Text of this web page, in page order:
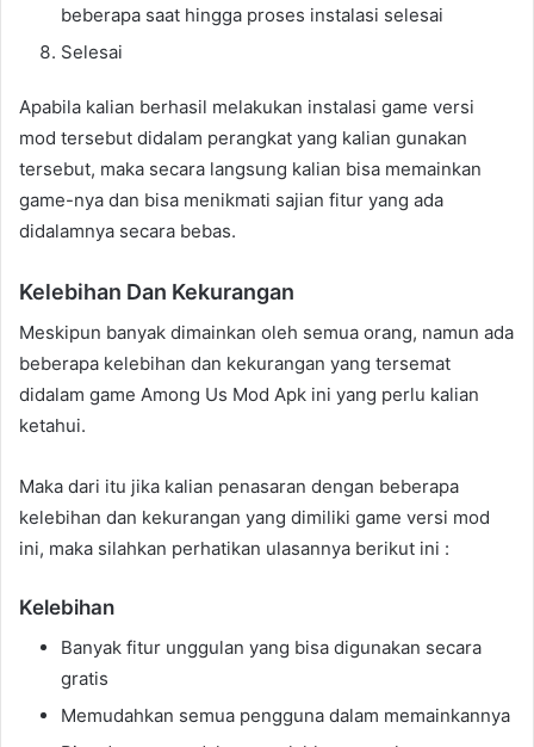
beberapa saat hingga proses instalasi selesai
Selesai
Apabila kalian berhasil melakukan instalasi game versi
mod tersebut didalam perangkat yang kalian gunakan
tersebut, maka secara langsung kalian bisa memainkan
game-nya dan bisa menikmati sajian fitur yang ada
didalamnya secara bebas.
Kelebihan Dan Kekurangan
Meskipun banyak dimainkan oleh semua orang, namun ada
beberapa kelebihan dan kekurangan yang tersemat
didalam game Among Us Mod Apk ini yang perlu kalian
ketahui.
Maka dari itu jika kalian penasaran dengan beberapa
kelebihan dan kekurangan yang dimiliki game versi mod
ini, maka silahkan perhatikan ulasannya berikut ini :
Kelebihan
Banyak fitur unggulan yang bisa digunakan secara
gratis
Memudahkan semua pengguna dalam memainkannya